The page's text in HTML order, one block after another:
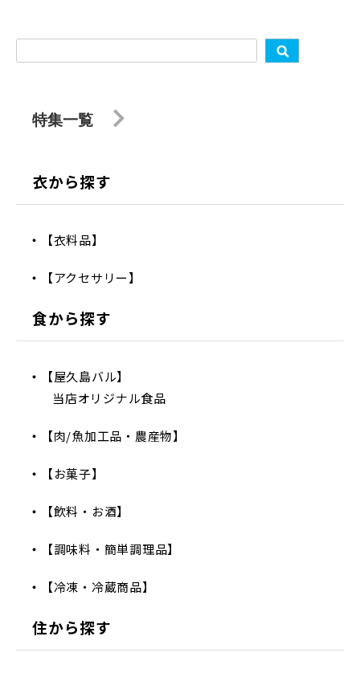
特集一覧
衣から探す
【衣料品】
【アクセサリー】
食から探す
【屋久島バル】
当店オリジナル食品
【肉/魚加工品・農産物】
【お菓子】
【飲料・お酒】
【調味料・簡単調理品】
【冷凍・冷蔵商品】
住から探す